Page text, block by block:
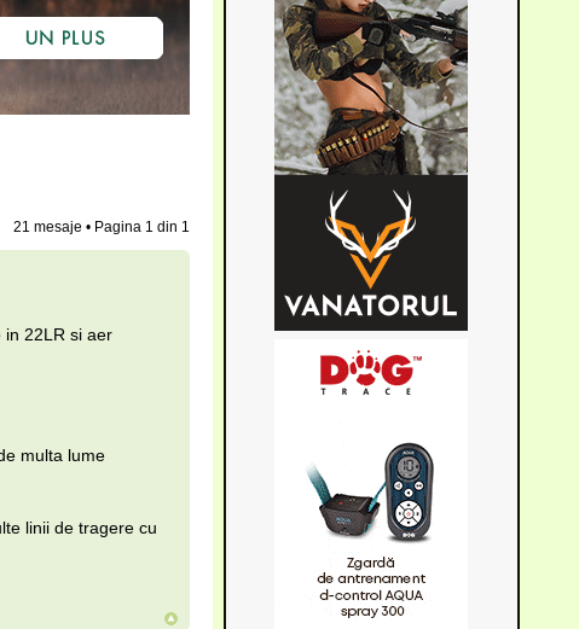
21 mesaje • Pagina 1 din 1
22LR si aer
multa lume
linii de tragere cu